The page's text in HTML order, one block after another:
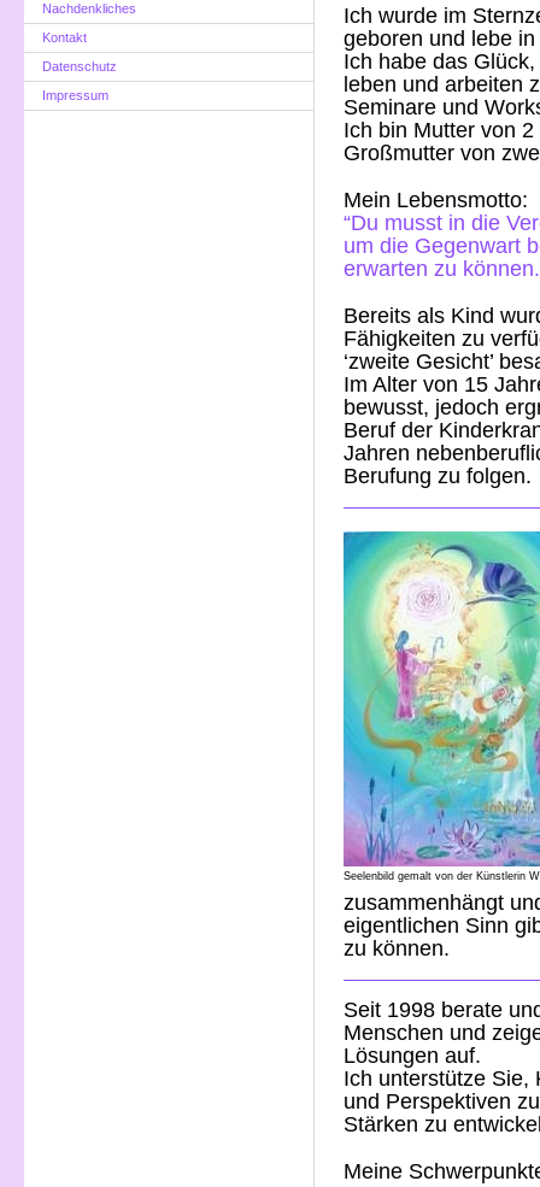
Nachdenkliches
Kontakt
Datenschutz
Impressum
Ich wurde im
geboren und lebe
Ich habe das
leben und arbeiten
Seminare und
Ich bin Mutter von
Großmutter von
Mein Lebensmotto:
“Du musst in die
um die Gegenwart
erwarten zu
Bereits als Kind
Fähigkeiten zu
‘zweite Gesicht’
Im Alter von 15
bewusst, jedoch
Beruf der
Jahren
Berufung zu folgen.
Seelenbild gemalt von der Künstlerin
zusammenhängt
eigentlichen Sinn
zu können.
Seit 1998 berate
Menschen und
Lösungen auf.
Ich unterstütze Sie,
und Perspektiven
Stärken zu
Meine